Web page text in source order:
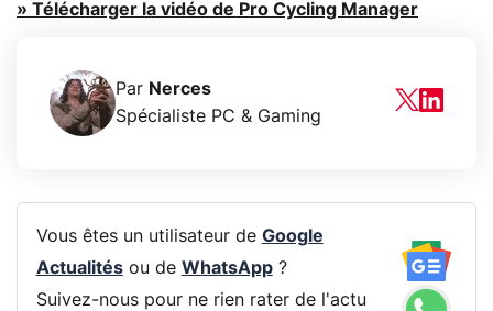
» Télécharger la vidéo de Pro Cycling Manager
Par Nerces
Spécialiste PC & Gaming
Vous êtes un utilisateur de Google
Actualitésou de WhatsApp?
Suivez-nous pour ne rien rater de l'actu